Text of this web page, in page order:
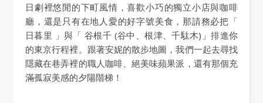
日劇裡悠閒的下町風情，喜歡小巧的獨立小店與咖啡
廳，還是只有在地人愛的好字號美食，那請務必把「
日暮里 」與「 谷根千 (谷中、根津、千駄木)」排進你
的東京行程裡。跟著安妮的散步地圖，我們一起去尋找
隱藏在巷弄裡的職人咖啡、絕美味蘋果派，還有那個充
滿孤寂美感的夕陽階梯！